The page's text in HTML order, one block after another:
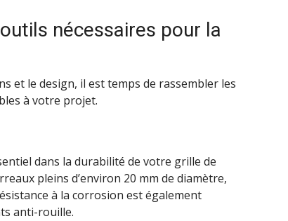
nécessaires pour la
et le design, il est temps de rassembler les
à votre projet.
dans la durabilité de votre grille de
pleins d’environ 20 mm de diamètre,
à la corrosion est également
anti-rouille.